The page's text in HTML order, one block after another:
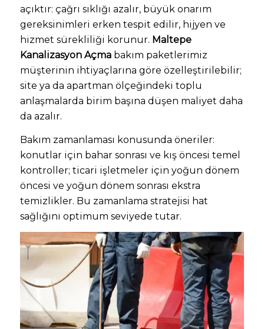
açıktır: çağrı sıklığı azalır, büyük onarım
gereksinimleri erken tespit edilir, hijyen ve
hizmet sürekliliği korunur. Maltepe
Kanalizasyon Açmabakım paketlerimiz
müşterinin ihtiyaçlarına göre özelleştirilebilir;
site ya da apartman ölçeğindeki toplu
anlaşmalarda birim başına düşen maliyet daha
da azalır.
Bakım zamanlaması konusunda öneriler:
konutlar için bahar sonrası ve kış öncesi temel
kontroller; ticari işletmeler için yoğun dönem
öncesi ve yoğun dönem sonrası ekstra
temizlikler. Bu zamanlama stratejisi hat
sağlığını optimum seviyede tutar.